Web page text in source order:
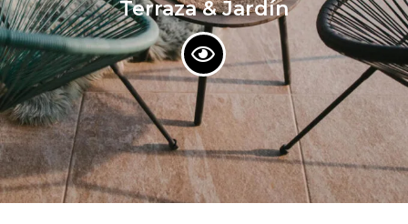
Terraza & Jardín